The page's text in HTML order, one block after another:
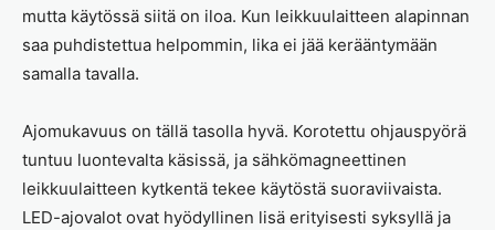
mutta käytössä siitä on iloa. Kun leikkuulaitteen alapinnan
saa puhdistettua helpommin, lika ei jää kerääntymään
samalla tavalla.
Ajomukavuus on tällä tasolla hyvä. Korotettu ohjauspyörä
tuntuu luontevalta käsissä, ja sähkömagneettinen
leikkuulaitteen kytkentä tekee käytöstä suoraviivaista.
LED-ajovalot ovat hyödyllinen lisä erityisesti syksyllä ja